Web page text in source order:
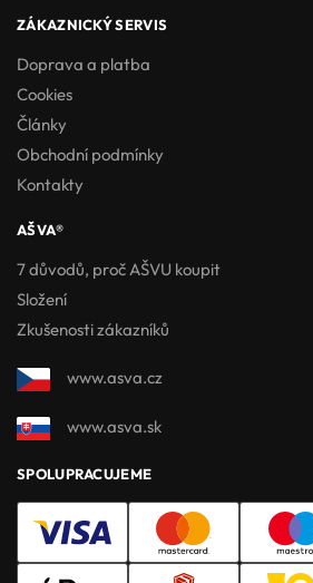
ZÁKAZNICKÝ SERVIS
Doprava a platba
Cookies
Články
Obchodní podmínky
Kontakty
AŠVA®
7 důvodů, proč AŠVU koupit
Složení
Zkušenosti zákazníků
www.asva.cz
www.asva.sk
SPOLUPRACUJEME